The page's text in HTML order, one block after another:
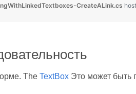
CreateALink.cs
The TextBoxЭто может быть